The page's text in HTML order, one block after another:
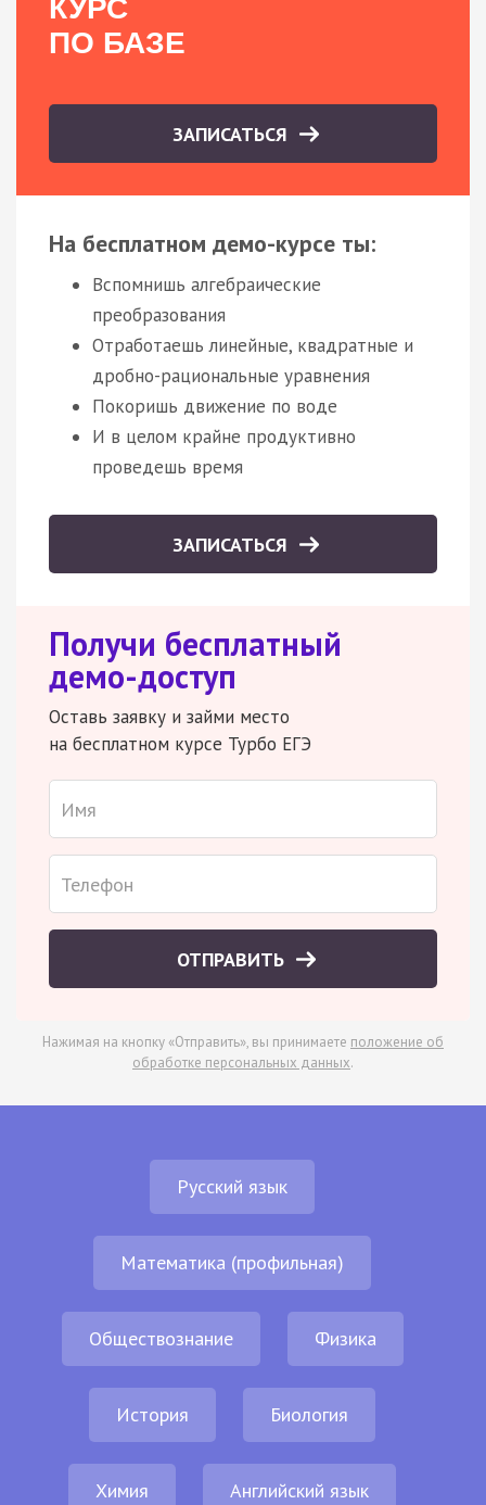
КУРС
ПО БАЗЕ
ЗАПИСАТЬСЯ
На бесплатном демо-курсе ты:
Вспомнишь алгебраические
преобразования
Отработаешь линейные, квадратные и
дробно-рациональные уравнения
Покоришь движение по воде
И в целом крайне продуктивно
проведешь время
ЗАПИСАТЬСЯ
Получи бесплатный
демо-доступ
Оставь заявку и займи место
на бесплатном курсе Турбо ЕГЭ
ОТПРАВИТЬ
Нажимая на кнопку «Отправить», вы принимаете положение об
обработке персональных данных.
Русский язык
Математика (профильная)
Обществознание Физика
История Биология
Химия Английский язык